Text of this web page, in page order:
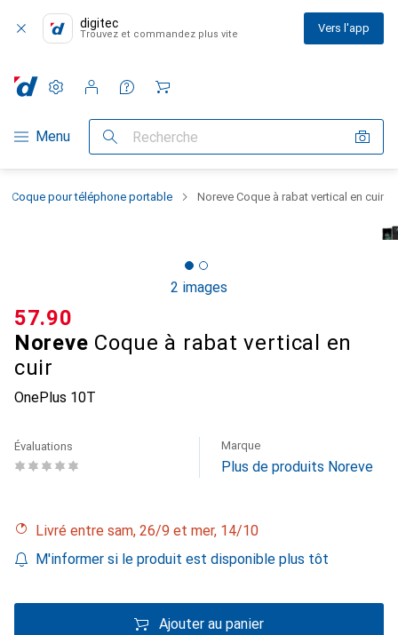
digitec
Trouvez et commandez plus vite Vers l'app
Navigation par catégorie
Menu Recherche
Paramètres
Compte client
Listes de comparaison
Listes d'envies
Panier
Coque pour téléphone portable Noreve Coque à rabat vertical en cuir
2 images
Noreve Coque à rabat vertical en
cuir
OnePlus 10T
CHF
57.90
Évaluations Marque
Plus de produits Noreve
Livré entre sam, 26/9 et mer, 14/10
M'informer si le produit est disponible plus tôt
Ajouter au panier